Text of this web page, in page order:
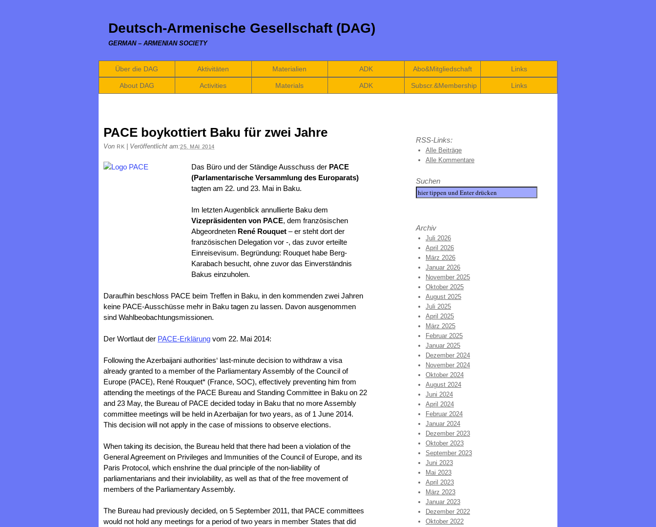
Deutsch-Armenische Gesellschaft (DAG)
GERMAN – ARMENIAN SOCIETY
Über die DAG Aktivitäten Materialien ADK Abo&Mitgliedschaft Links
About DAG Activities Materials ADK Subscr.&Membership Links
PACE boykottiert Baku für zwei Jahre
Von RK Veröffentlicht am:25. MAI 2014
Das Büro und der Ständige Ausschuss der PACE
(Parlamentarische Versammlung des Europarats)
tagten am 22. und 23. Mai in Baku.
Im letzten Augenblick annullierte Baku dem
Vizepräsidenten von PACE, dem französischen
Abgeordneten René Rouquet – er steht dort der
französischen Delegation vor -, das zuvor erteilte
Einreisevisum. Begründung: Rouquet habe Berg-
Karabach besucht, ohne zuvor das Einverständnis
Bakus einzuholen.
Daraufhin beschloss PACE beim Treffen in Baku, in den kommenden zwei Jahren
keine PACE-Ausschüsse mehr in Baku tagen zu lassen. Davon ausgenommen
sind Wahlbeobachtungsmissionen.
Der Wortlaut der PACE-Erklärung vom 22. Mai 2014:
Following the Azerbaijani authorities‘ last-minute decision to withdraw a visa
already granted to a member of the Parliamentary Assembly of the Council of
Europe (PACE), René Rouquet* (France, SOC), effectively preventing him from
attending the meetings of the PACE Bureau and Standing Committee in Baku on 22
and 23 May, the Bureau of PACE decided today in Baku that no more Assembly
committee meetings will be held in Azerbaijan for two years, as of 1 June 2014.
This decision will not apply in the case of missions to observe elections.
When taking its decision, the Bureau held that there had been a violation of the
General Agreement on Privileges and Immunities of the Council of Europe, and its
Paris Protocol, which enshrine the dual principle of the non-liability of
parliamentarians and their inviolability, as well as that of the free movement of
members of the Parliamentary Assembly.
The Bureau had previously decided, on 5 September 2011, that PACE committees
would not hold any meetings for a period of two years in member States that did
RSS-Links:
Alle Beiträge
Alle Kommentare
Suchen
Archiv
Juli 2026
April 2026
März 2026
Januar 2026
November 2025
Oktober 2025
August 2025
Juli 2025
April 2025
März 2025
Februar 2025
Januar 2025
Dezember 2024
November 2024
Oktober 2024
August 2024
Juni 2024
April 2024
Februar 2024
Januar 2024
Dezember 2023
Oktober 2023
September 2023
Juni 2023
Mai 2023
April 2023
März 2023
Januar 2023
Dezember 2022
Oktober 2022